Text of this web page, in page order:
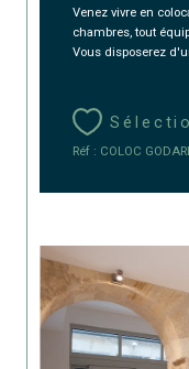
Venez vivre en
chambres, tout
Vous disposerez
Réf : COLOC